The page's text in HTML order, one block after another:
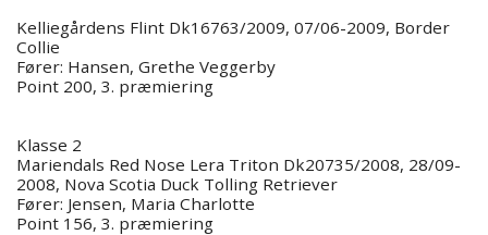
Kelliegårdens Flint Dk16763/2009, 07/06-2009, Border
Collie
Fører: Hansen, Grethe Veggerby
Point 200, 3. præmiering
Klasse 2
Mariendals Red Nose Lera Triton Dk20735/2008, 28/09-
2008, Nova Scotia Duck Tolling Retriever
Fører: Jensen, Maria Charlotte
Point 156, 3. præmiering